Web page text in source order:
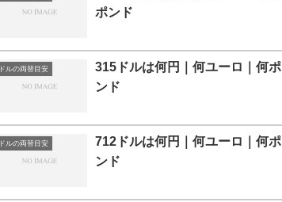
ポンド
ドルの両替目安
315ドルは何円｜何ユーロ｜何ポ
ンド
ドルの両替目安
712ドルは何円｜何ユーロ｜何ポ
ンド